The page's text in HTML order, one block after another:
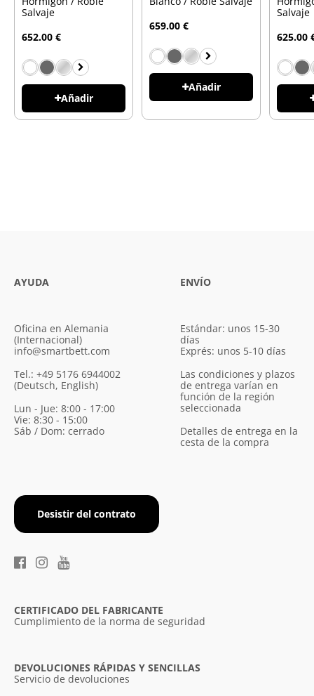
Salvaje
652.00 €
Añadir
659.00 €
Añadir
Salvaje
625.00
AYUDA
Oficina en Alemania
(Internacional)
info@smartbett.com
Tel.: +49 5176 6944002
(Deutsch, English)
Lun - Jue: 8:00 - 17:00
Vie: 8:30 - 15:00
Sáb / Dom: cerrado
Desistir del contrato
ENVÍO
Estándar: unos 15-30
días
Exprés: unos 5-10 días
Las condiciones y plazos
de entrega varían en
función de la región
seleccionada
Detalles de entrega en la
cesta de la compra
CERTIFICADO DEL FABRICANTE
Cumplimiento de la norma de seguridad
DEVOLUCIONES RÁPIDAS Y SENCILLAS
Servicio de devoluciones
Wir verwenden Cookies, um die
Benutzerfreundlichkeit unserer Website zu
Verwendung von Cookies gemäß unserer
Cookie-Richtlinie zu.Weitere Informationen